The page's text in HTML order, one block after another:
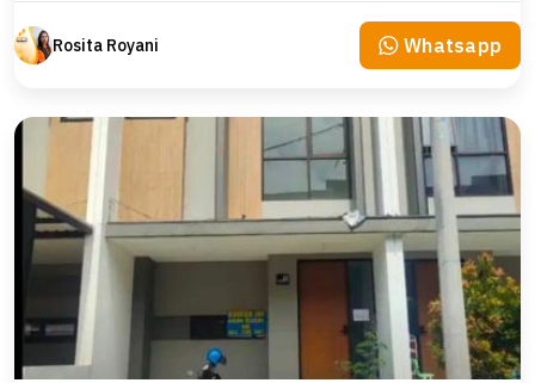
Rosita Royani Whatsapp